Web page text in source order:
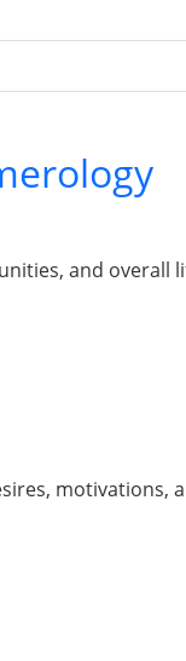
and overall
motivations,